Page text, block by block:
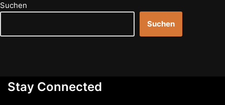
Suchen
Suchen
Stay Connected